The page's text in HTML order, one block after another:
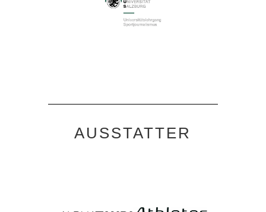
AUSSTATTER